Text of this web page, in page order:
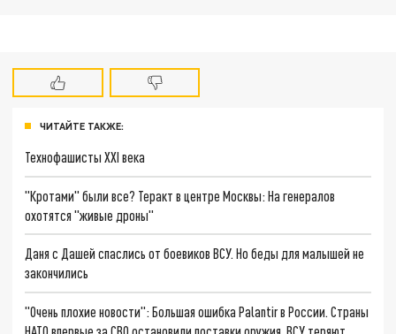
ЧИТАЙТЕ ТАКЖЕ:
Технофашисты XXI века
"Кротами" были все? Теракт в центре Москвы: На генералов
охотятся "живые дроны"
Даня с Дашей спаслись от боевиков ВСУ. Но беды для малышей не
закончились
"Очень плохие новости": Большая ошибка Palantir в России. Страны